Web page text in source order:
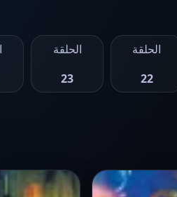
الحلقة
22
الحلقة
23